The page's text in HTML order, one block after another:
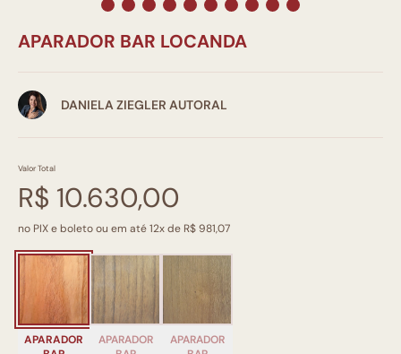
APARADOR BAR LOCANDA
DANIELA ZIEGLER AUTORAL
Valor Total
R$ 10.630,00
no PIX e boleto ou em até 12x de R$ 981,07
APARADOR
APARADOR
APARADOR